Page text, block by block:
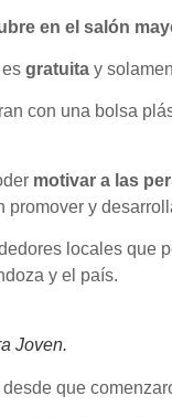
en el salón
gratuita y
con una bolsa
motivar a las
promover y
locales que
y el país.
Joven.
que